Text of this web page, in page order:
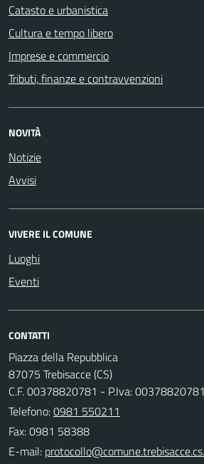
Catasto e urbanistica
Cultura e tempo libero
Imprese e commercio
Tributi, finanze e contravvenzioni
NOVITÀ
Notizie
Avvisi
VIVERE IL COMUNE
Luoghi
Eventi
CONTATTI
Piazza della Repubblica
87075 Trebisacce (CS)
C.F. 00378820781 - P.Iva: 00378820781
Telefono:0981 550211
Fax: 0981 58388
E-mail: